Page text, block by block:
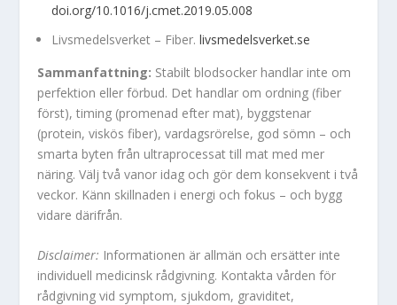
doi.org/10.1016/j.cmet.2019.05.008
Livsmedelsverket – Fiber.livsmedelsverket.se
Sammanfattning: Stabilt blodsocker handlar inte om
perfektion eller förbud. Det handlar om ordning (fiber
först), timing (promenad efter mat), byggstenar
(protein, viskös fiber), vardagsrörelse, god sömn – och
smarta byten från ultraprocessat till mat med mer
näring. Välj två vanor idag och gör dem konsekvent i två
veckor. Känn skillnaden i energi och fokus – och bygg
vidare därifrån.
Disclaimer: Informationen är allmän och ersätter inte
individuell medicinsk rådgivning. Kontakta vården för
rådgivning vid symptom, sjukdom, graviditet,